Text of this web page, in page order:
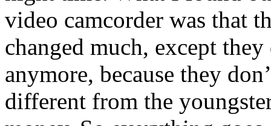
video camcorder was that
changed much, except
anymore, because they
different from the